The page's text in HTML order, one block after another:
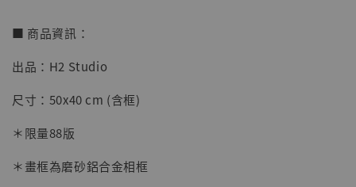
【店內現貨】七龍珠 系列蒐藏雕像 悟空 鳥山
明紀念款 [奇蹟工作室]
NT$ 5,580
■ 商品資訊：
出品：H2 Studio
尺寸：50x40 cm (含框)
＊限量88版
＊畫框為磨砂鋁合金相框